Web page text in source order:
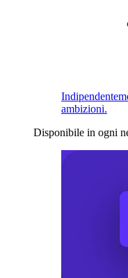
ambizioni.
Disponibile in ogni